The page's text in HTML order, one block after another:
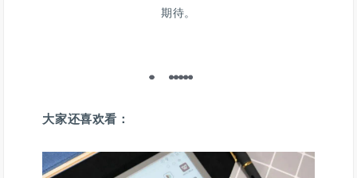
期待。
大家还喜欢看：